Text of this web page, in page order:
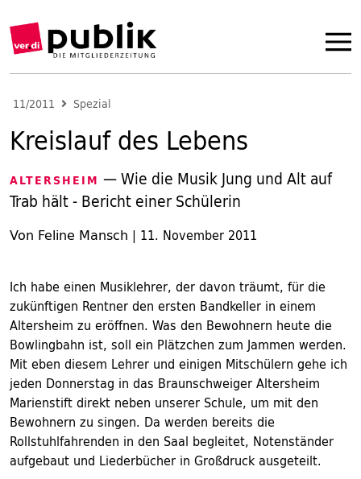
11/2011 Spezial
Kreislauf des Lebens
ALTERSHEIM — Wie die Musik Jung und Alt auf
Trab hält - Bericht einer Schülerin
Von Feline Mansch | 11. November 2011
Ich habe einen Musiklehrer, der davon träumt, für die
zukünftigen Rentner den ersten Bandkeller in einem
Altersheim zu eröffnen. Was den Bewohnern heute die
Bowlingbahn ist, soll ein Plätzchen zum Jammen werden.
Mit eben diesem Lehrer und einigen Mitschülern gehe ich
jeden Donnerstag in das Braunschweiger Altersheim
Marienstift direkt neben unserer Schule, um mit den
Bewohnern zu singen. Da werden bereits die
Rollstuhlfahrenden in den Saal begleitet, Notenständer
aufgebaut und Liederbücher in Großdruck ausgeteilt.